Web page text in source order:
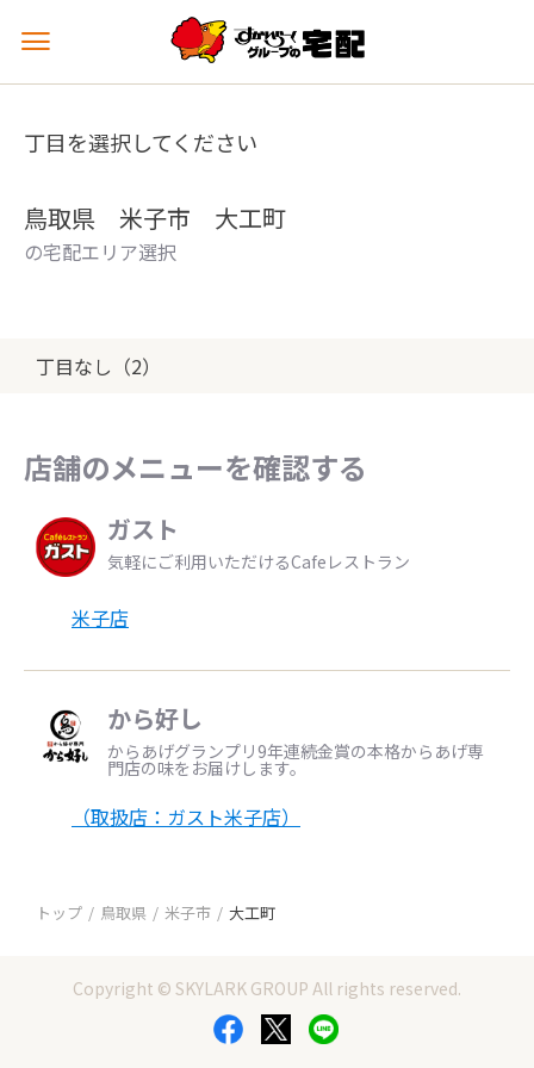
メ
ュ
を
丁目を選択してください
鳥取県 米子市 大工町
の宅配エリア選択
丁目なし（2）
店舗のメニューを確認する
ガスト
気軽にご利用いただけるCafeレストラン
米子店
から好し
からあげグランプリ9年連続金賞の本格からあげ専
門店の味をお届けします。
（取扱店：ガスト米子店）
トップ 鳥取県 米子市 大工町
Copyright © SKYLARK GROUP All rights reserved.